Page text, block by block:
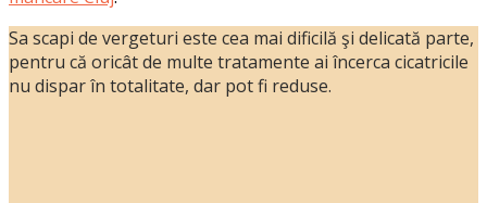
Sa scapi de vergeturi este cea mai dificilă şi delicată parte,
pentru că oricât de multe tratamente ai încerca cicatricile
nu dispar în totalitate, dar pot fi reduse.